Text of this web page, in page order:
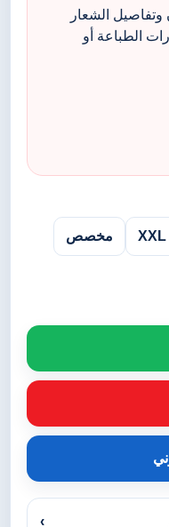
وتفاصيل الشعار
الطباعة أو
XXL مخصص
›